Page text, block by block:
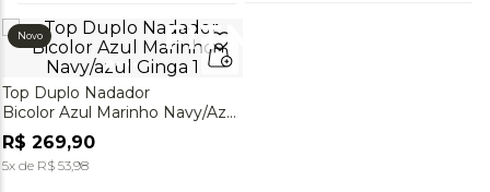
FITNESS
Novo
Top Duplo Nadador
Bicolor Azul Marinho Navy/azul
Ginga
R$ 269,90
5x de R$ 53,98